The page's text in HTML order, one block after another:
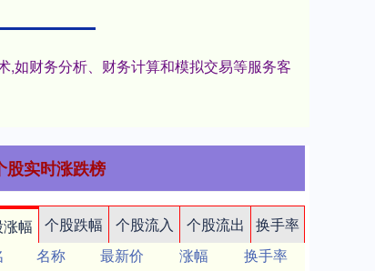
,如财务分析、财务计算和模拟交易等服务客
股实时涨跌榜
幅 个股跌幅 个股流入 个股流出
换手率
名称 最新价 涨幅
换手率